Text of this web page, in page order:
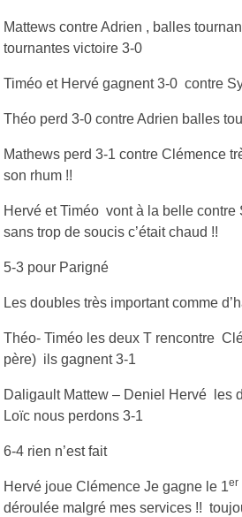
Mattews contre Adrien , balles
tournantes victoire 3-0
Timéo et Hervé gagnent 3-0 contre
Théo perd 3-0 contre Adrien balles
Mathews perd 3-1 contre Clémence
son rhum !!
Hervé et Timéo vont à la belle
sans trop de soucis c’était chaud !!
5-3 pour Parigné
Les doubles très important comme
Théo- Timéo les deux T rencontre
père) ils gagnent 3-1
Daligault Mattew – Deniel Hervé les
Loïc nous perdons 3-1
6-4 rien n’est fait
Hervé joue Clémence Je gagne le 1er
déroulée malgré mes services !!